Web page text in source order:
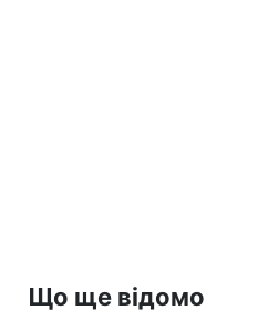
Що ще відомо